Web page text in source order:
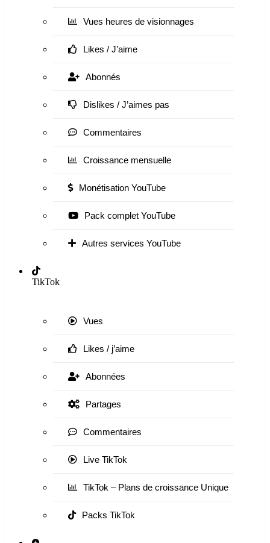
Vues heures de visionnages
Likes / J’aime
Abonnés
Dislikes / J’aimes pas
Commentaires
Croissance mensuelle
Monétisation YouTube
Pack complet YouTube
Autres services YouTube
TikTok
Vues
Likes / j’aime
Abonnées
Partages
Commentaires
Live TikTok
TikTok – Plans de croissance Unique
Packs TikTok